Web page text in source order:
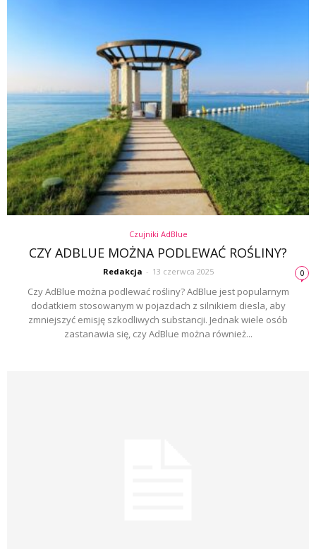
Czujniki AdBlue
CZY ADBLUE MOŻNA PODLEWAĆ ROŚLINY?
Redakcja - 13 czerwca 2025 0
Czy AdBlue można podlewać rośliny? AdBlue jest popularnym
dodatkiem stosowanym w pojazdach z silnikiem diesla, aby
zmniejszyć emisję szkodliwych substancji. Jednak wiele osób
zastanawia się, czy AdBlue można również...